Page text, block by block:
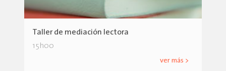
Taller de mediación lectora
15h00
ver más >